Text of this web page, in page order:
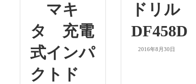
マキ
タ 充電
式インパ
クトド
ドリル
DF458D
2016年8月30日